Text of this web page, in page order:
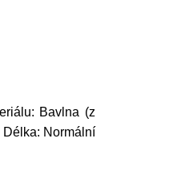
Bavlna (z
Délka: Normální